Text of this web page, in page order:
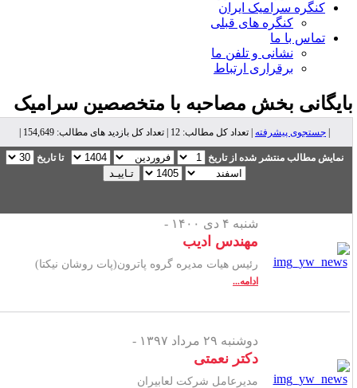
کنگره سرامیک ایران
کنگره های قبلی
تماس با ما
نشانی و تلفن ما
برقراری ارتباط
بخشمصاحبه با متخصصین سرامیک
جستجوی پیشرفته| تعداد کل مطالب: 12 | تعداد کل بازدید های مطالب: 154,649 |
نمایش مطالب منتشر شده از تاریخ تا تاریخ
شنبه ۴ دی ۱۴۰۰ -
مهندس ادیب
رئیس هیات مدیره گروه پاترون(پات روشان نیکتا)
ادامه...
دوشنبه ۲۹ مرداد ۱۳۹۷ -
دکتر نعمتی
مدیرعامل شرکت لعابیران